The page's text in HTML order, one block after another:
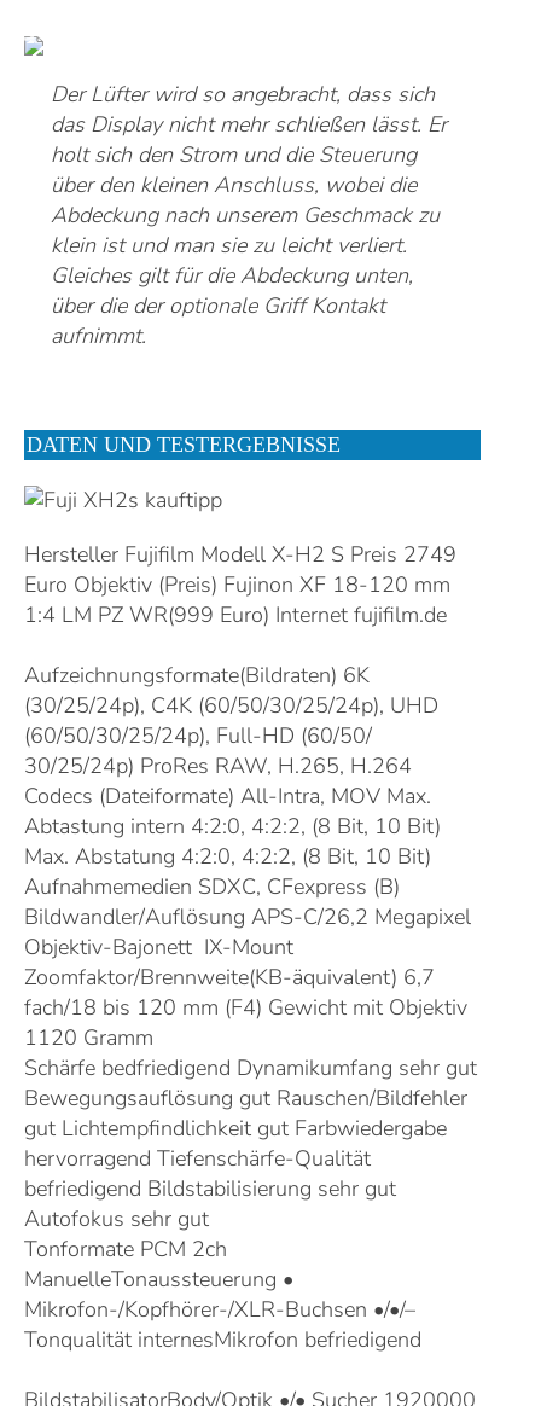
Der Lüfter wird so angebracht, dass sich
das Display nicht mehr schließen lässt. Er
holt sich den Strom und die Steuerung
über den kleinen Anschluss, wobei die
Abdeckung nach unserem Geschmack zu
klein ist und man sie zu leicht verliert.
Gleiches gilt für die Abdeckung unten,
über die der optionale Griff Kontakt
aufnimmt.
DATEN UND TESTERGEBNISSE
Hersteller Fujifilm Modell X-H2 S Preis 2749
Euro Objektiv (Preis) Fujinon XF 18-120 mm
1:4 LM PZ WR(999 Euro) Internet fujifilm.de
Aufzeichnungsformate(Bildraten) 6K
(30/25/24p), C4K (60/50/30/25/24p), UHD
(60/50/30/25/24p), Full-HD (60/50/
30/25/24p) ProRes RAW, H.265, H.264
Codecs (Dateiformate) All-Intra, MOV Max.
Abtastung intern 4:2:0, 4:2:2, (8 Bit, 10 Bit)
Max. Abstatung 4:2:0, 4:2:2, (8 Bit, 10 Bit)
Aufnahmemedien SDXC, CFexpress (B)
Bildwandler/Auflösung APS-C/26,2 Megapixel
Objektiv-Bajonett IX-Mount
Zoomfaktor/Brennweite(KB-äquivalent) 6,7
fach/18 bis 120 mm (F4) Gewicht mit Objektiv
1120 Gramm
Schärfe bedfriedigend Dynamikumfang sehr gut
Bewegungsauflösung gut Rauschen/Bildfehler
gut Lichtempfindlichkeit gut Farbwiedergabe
hervorragend Tiefenschärfe-Qualität
befriedigend Bildstabilisierung sehr gut
Autofokus sehr gut
Tonformate PCM 2ch
ManuelleTonaussteuerung •
Mikrofon-/Kopfhörer-/XLR-Buchsen •/•/–
Tonqualität internesMikrofon befriedigend
BildstabilisatorBody/Optik •/• Sucher 1920000